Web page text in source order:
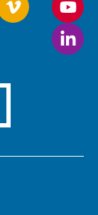
Follow
us
on